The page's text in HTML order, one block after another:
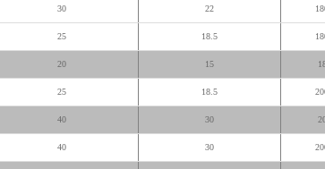
22
30
18.5
25
15
20
18.5
25
30
40
30
40